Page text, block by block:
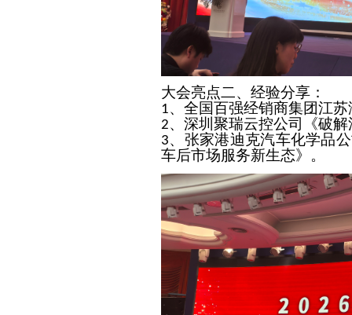
大会亮点二、经验分享：
1、全国百强经销商集团江
2、深圳聚瑞云控公司《破
3、张家港迪克汽车化学品
车后市场服务新生态》。